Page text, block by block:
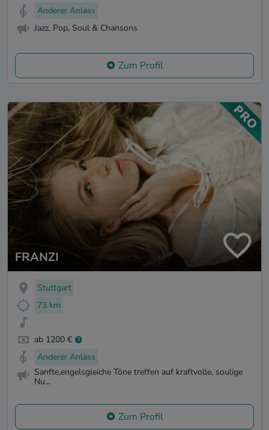
Anderer Anlass
Jazz, Pop, Soul & Chansons
Zum Profil
FRANZI
Stuttgart
73 km
ab 1200 €
Anderer Anlass
Sanfte,engelsgleiche Töne treffen auf kraftvolle, soulige
Nu...
Zum Profil